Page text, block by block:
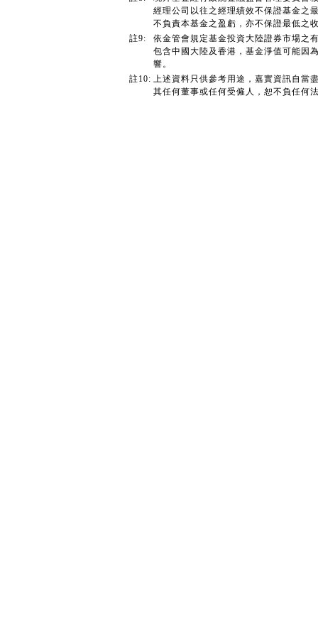
經理公司以往之經理績效不保證基金之
不負責本基金之盈虧，亦不保證最低之
註9:
依金管會規定基金投資大陸證券市場之
包含中國大陸及香港，基金淨值可能因
響。
註10: 上述資料只供參考用途，嘉實資訊自當
其任何董事或任何受僱人，恕不負任何